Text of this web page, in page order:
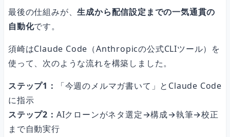
最後の仕組みが、生成から配信設定までの一気通貫の
自動化です。
須崎はClaude Code（Anthropicの公式CLIツール）を
使って、次のような流れを構築しました。
ステップ1：
「今週のメルマガ書いて」とClaude Code
に指示
ステップ2： AIクローンがネタ選定→構成→執筆→校正
まで自動実行